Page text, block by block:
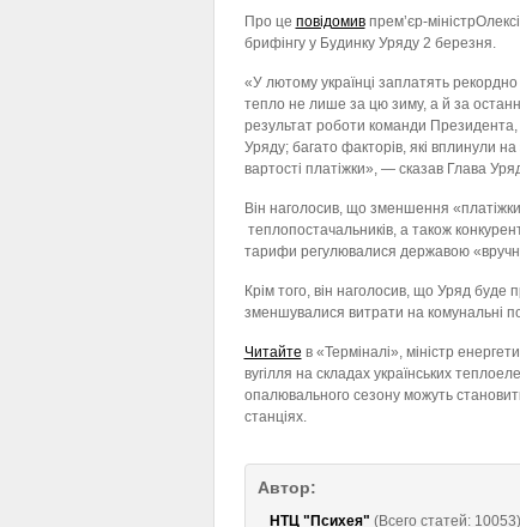
Про це повідомивпрем’єр-
брифінгу у Будинку Уряду 2 березня.
«У лютому українці заплатять рекордно
тепло не лише за цю зиму, а й за
результат роботи команди
Уряду; багато факторів, які вплинули
вартості платіжки», — сказав Глава
Він наголосив, що зменшення
теплопостачальників, а також
тарифи регулювалися державою
Крім того, він наголосив, що Уряд буде
зменшувалися витрати на комунальні
Читайте в «Терміналі», міністр
вугілля на складах українських
опалювального сезону можуть
станціях.
Автор:
НТЦ "Психея" (Всего статей: 10053)